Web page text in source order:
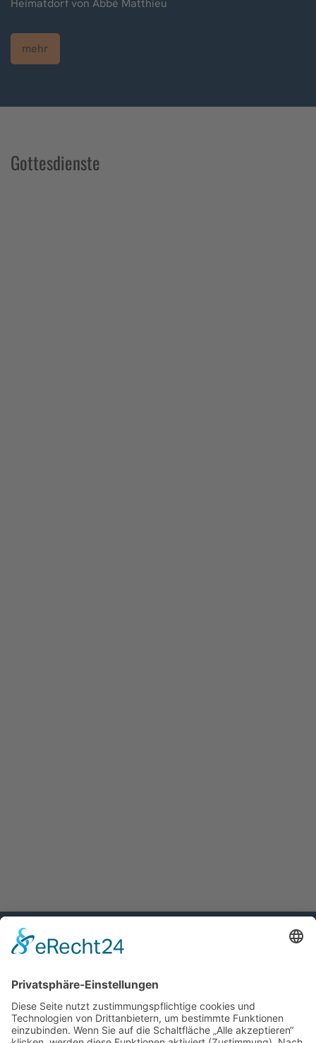
Heimatdorf von Abbé Matthieu
mehr
Gottesdienste
Kontakt
Zentrales Pfarrbüro Krombach
Koordinierung des Pastoralen Raumes
Schulberg 8 (Zufahrt über Kirchweg)
63829 Krombach